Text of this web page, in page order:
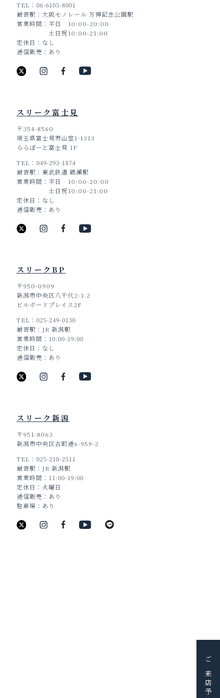
TEL
06-6105-8001
最寄駅
大阪モノレール 万博記念公園駅
営業時間
平日 10:00-20:00
土日祝10:00-21:00
定休日
なし
通信販売
あり
スリーク富士見
〒354-8560
埼玉県富士見市山室1-1313
ららぽーと富士見 1F
TEL
049-293-1874
最寄駅
東武鉄道 鶴瀬駅
営業時間
平日 10:00-20:00
土日祝10:00-21:00
定休日
なし
通信販売
あり
スリークBP
〒950-0909
新潟市中央区八千代2-1-2
ビルボードプレイス2F
TEL
025-249-0130
最寄駅
JR 新潟駅
営業時間
10:00-19:00
定休日
なし
通信販売
あり
スリーク新潟
〒951-8063
新潟市中央区古町通6-959-2
TEL
025-210-2511
最寄駅
JR 新潟駅
営業時間
11:00-19:00
定休日
火曜日
通信販売
あり
駐車場
あり
ご来店予約
TEL：025-211-8330